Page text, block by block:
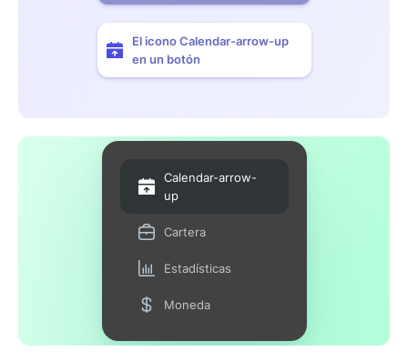
El icono Calendar-arrow-up
en un botón
Calendar-arrow-
up
Cartera
Estadísticas
Moneda